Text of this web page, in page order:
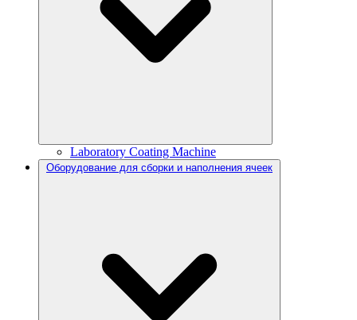
Laboratory Coating Machine
Оборудование для сборки и наполнения ячеек